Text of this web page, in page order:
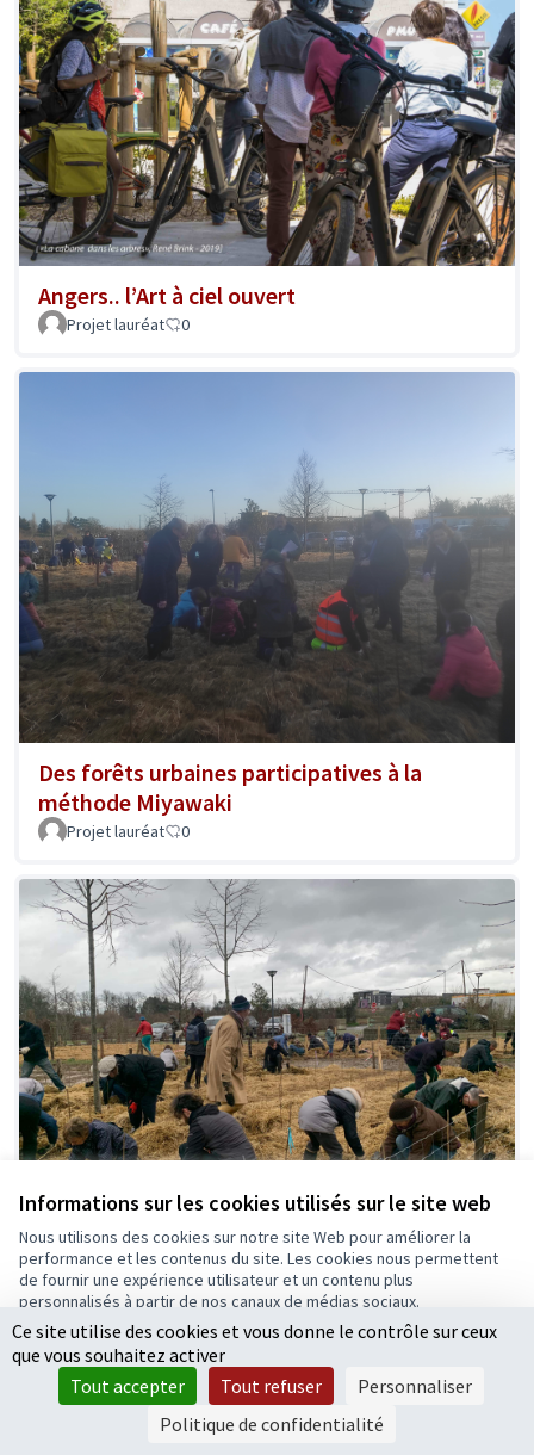
Informations sur les cookies utilisés sur le site web
Nous utilisons des cookies sur notre site Web pour améliorer la
performance et les contenus du site. Les cookies nous permettent
de fournir une expérience utilisateur et un contenu plus
personnalisés à partir de nos canaux de médias sociaux.
Tout accepter
Accepter seulement les cookies essentiels
Paramètres
Angers.. l’Art à ciel ouvert
Projet lauréat 0
Des forêts urbaines participatives à la
méthode Miyawaki
Projet lauréat 0
Des forêts urbaines participatives à la
méthode Miyawaki
Projet lauréat 0
Ce site utilise des cookies et vous donne le contrôle sur ceux
que vous souhaitez activer
Tout accepter
Tout refuser
Personnaliser
Politique de confidentialité